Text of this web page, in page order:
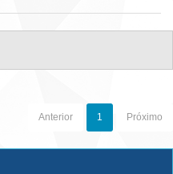
Anterior 1 Próximo